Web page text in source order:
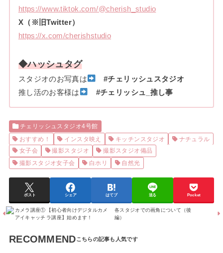
https://www.tiktok.com/@cherish_studio
X（※旧Twitter）
https://x.com/cherishstudio
◆ハッシュタグ
スタジオのお写真は
#チェリッシュスタジオ
推し活のお客様は
#チェリッシュ_推し事
チェリッシュスタジオ4号館
おすすめ！
インスタ映え キッチンスタジオ
ナチュラル
女子会
撮影スタジオ
撮影スタジオ備品
撮影スタジオ女子会
白ホリ 自然光
ポスト シェア はてブ 送る Pocket
【初心者向けデジタルカメ
ラ講座】始めます！
各スタジオでの画角について（後
編）
RECOMMEND